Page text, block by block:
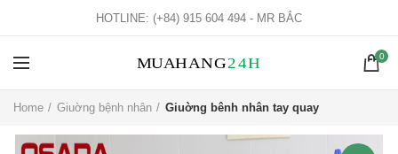
HOTLINE: (+84) 915 604 494 - MR BẮC
0
Home Giuờng bệnh nhân Giuờng bênh nhân tay quay